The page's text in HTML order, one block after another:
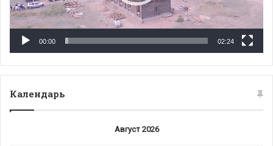
00:00 02:24
Календарь
Август 2026